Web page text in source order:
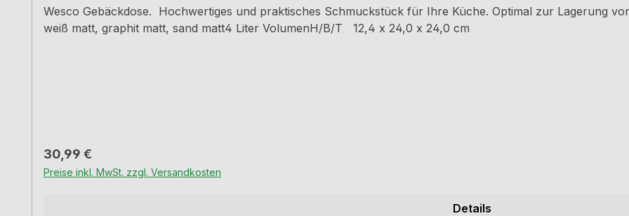
Wesco Gebäckdose. Hochwertiges und praktisches Schmuckstück für Ihre Küche. Optimal zur Lagerung
weiß matt, graphit matt, sand matt4 Liter VolumenH/B/T 12,4 x 24,0 x 24,0 cm
Regulärer Preis:
30,99 €
Preise inkl. MwSt. zzgl. Versandkosten
Details